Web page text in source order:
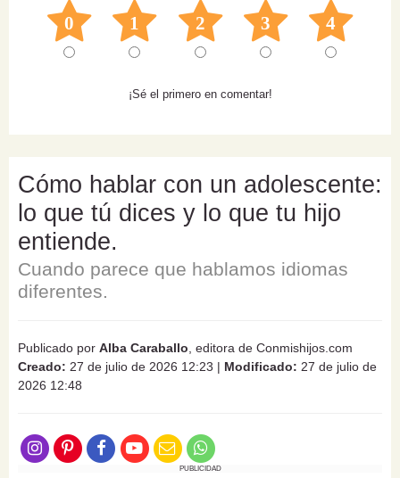
0 1 2 3 4
¡Sé el primero en comentar!
Cómo hablar con un adolescente:
lo que tú dices y lo que tu hijo
entiende.
Cuando parece que hablamos idiomas
diferentes.
Publicado por Alba Caraballo , editora de Conmishijos.com
Creado: 27 de julio de 2026 12:23 | Modificado: 27 de julio de
2026 12:48
PUBLICIDAD